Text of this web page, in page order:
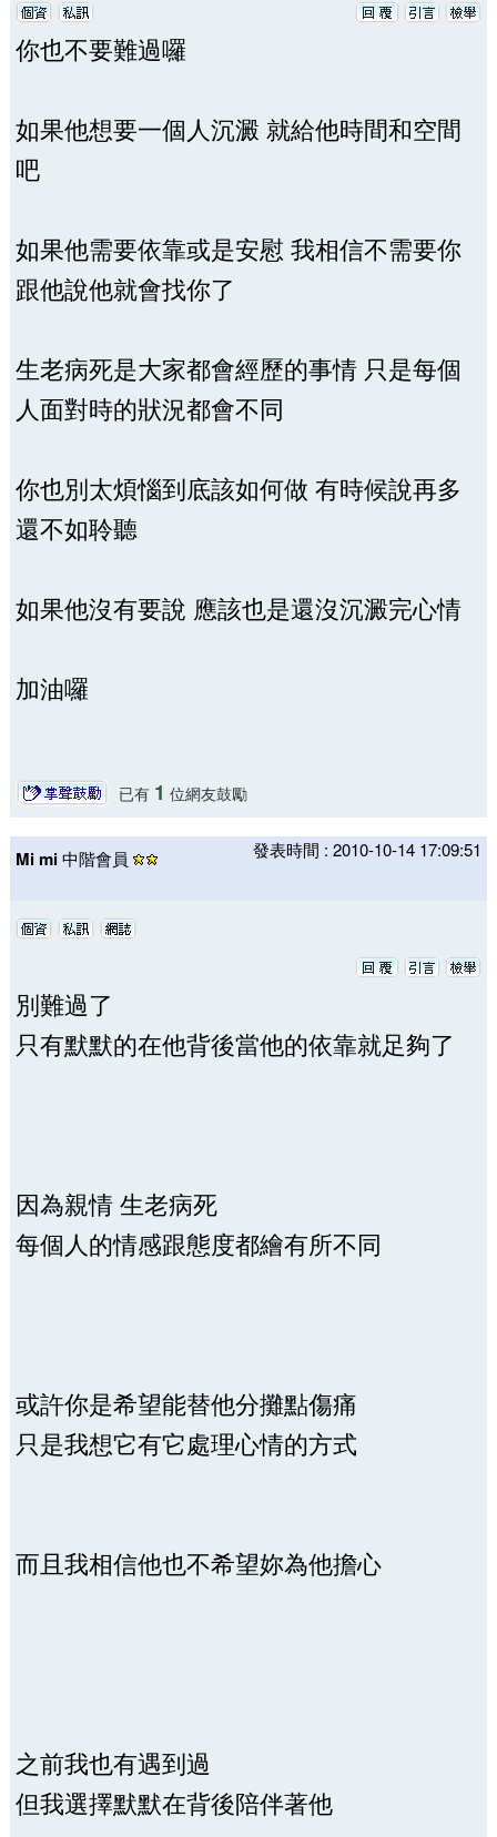
你也不要難過囉
如果他想要一個人沉澱 就給他時間和空間
吧
如果他需要依靠或是安慰 我相信不需要你
跟他說他就會找你了
生老病死是大家都會經歷的事情 只是每個
人面對時的狀況都會不同
你也別太煩惱到底該如何做 有時候說再多
還不如聆聽
如果他沒有要說 應該也是還沒沉澱完心情
加油囉
已有 1 位網友鼓勵
Mi mi中階會員 發表時間 : 2010-10-14 17:09:51
別難過了
只有默默的在他背後當他的依靠就足夠了
因為親情 生老病死
每個人的情感跟態度都繪有所不同
或許你是希望能替他分攤點傷痛
只是我想它有它處理心情的方式
而且我相信他也不希望妳為他擔心
之前我也有遇到過
但我選擇默默在背後陪伴著他